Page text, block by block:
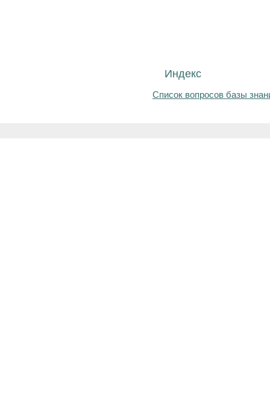
Индекс
Список вопросов базы